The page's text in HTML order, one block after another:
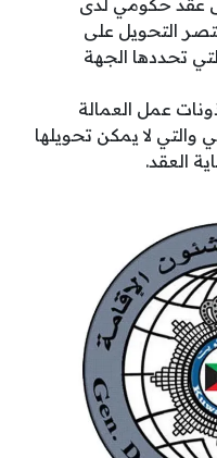
التحويل على
تحددها الجهة
عمل العمالة
لا يمكن تحويلها
العقد.